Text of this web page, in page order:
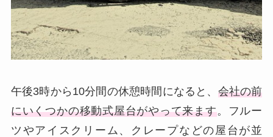
午後3時から10分間の休憩時間になると、 会社の前
にいくつかの移動式屋台がやって来ます。フルー
ツやアイスクリーム、クレープなどの屋台が並